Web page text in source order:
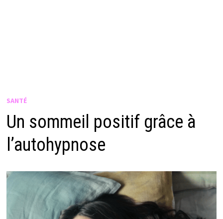
SANTÉ
Un sommeil positif grâce à
l’autohypnose